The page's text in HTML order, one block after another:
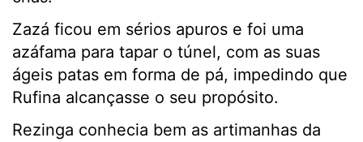
Zazá ficou em sérios apuros e foi uma
azáfama para tapar o túnel, com as suas
ágeis patas em forma de pá, impedindo que
Rufina alcançasse o seu propósito.
Rezinga conhecia bem as artimanhas da